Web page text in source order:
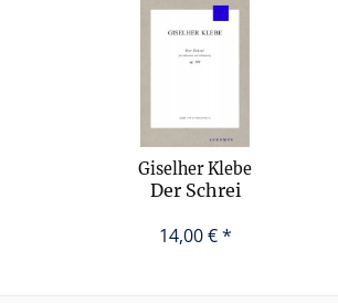
Giselher Klebe
Der Schrei
14,00 € *